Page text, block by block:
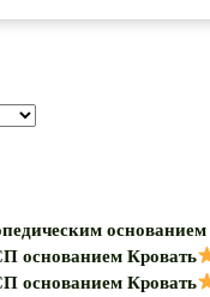
Кровать
Кровать